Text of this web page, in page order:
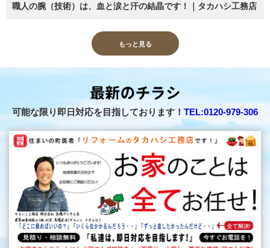
職人の腕（技術）は、血と涙と汗の結晶です！｜タカハシ工務店
もっと見る
可能な限り即日対応を目指しております！ TEL:0120-979-306